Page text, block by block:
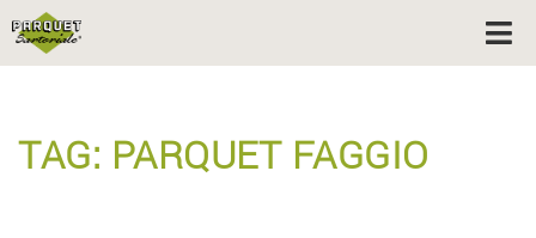
TAG: PARQUET FAGGIO